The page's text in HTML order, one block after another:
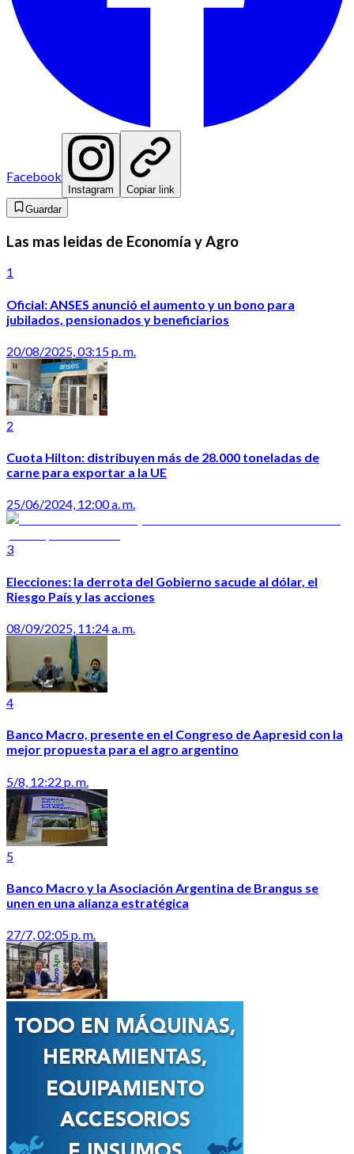
Facebook
Instagram
Copiar link
Guardar
Las mas leidas de Economía y Agro
1
Oficial: ANSES anunció el aumento y un bono para
jubilados, pensionados y beneficiarios
20/08/2025, 03:15 p. m.
2
Cuota Hilton: distribuyen más de 28.000 toneladas de
carne para exportar a la UE
25/06/2024, 12:00 a. m.
3
Elecciones: la derrota del Gobierno sacude al dólar, el
Riesgo País y las acciones
08/09/2025, 11:24 a. m.
4
Banco Macro, presente en el Congreso de Aapresid con la
mejor propuesta para el agro argentino
5/8, 12:22 p. m.
5
Banco Macro y la Asociación Argentina de Brangus se
unen en una alianza estratégica
27/7, 02:05 p. m.